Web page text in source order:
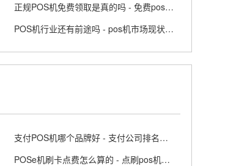
正规POS机免费领取是真的吗 - 免费pos机套路
POS机行业还有前途吗 - pos机市场现状及前景
支付POS机哪个品牌好 - 支付公司排名前十的pos机
POSe机刷卡点费怎么算的 - 点刷pos机费率